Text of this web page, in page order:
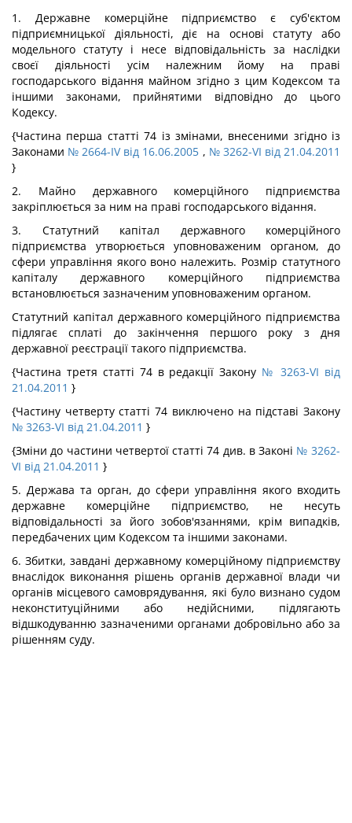
1. Державне комерційне підприємство є суб'єктом
підприємницької діяльності, діє на основі статуту або
модельного статуту і несе відповідальність за наслідки
своєї діяльності усім належним йому на праві
господарського відання майном згідно з цим Кодексом та
іншими законами, прийнятими відповідно до цього
Кодексу.
{Частина перша статті 74 із змінами, внесеними згідно із
Законами № 2664-IV від 16.06.2005 , № 3262-VI від 21.04.2011
}
2. Майно державного комерційного підприємства
закріплюється за ним на праві господарського відання.
3. Статутний капітал державного комерційного
підприємства утворюється уповноваженим органом, до
сфери управління якого воно належить. Розмір статутного
капіталу державного комерційного підприємства
встановлюється зазначеним уповноваженим органом.
Статутний капітал державного комерційного підприємства
підлягає сплаті до закінчення першого року з дня
державної реєстрації такого підприємства.
{Частина третя статті 74 в редакції Закону № 3263-VI від
21.04.2011 }
{Частину четверту статті 74 виключено на підставі Закону
№ 3263-VI від 21.04.2011 }
{Зміни до частини четвертої статті 74 див. в Законі № 3262-
VI від 21.04.2011 }
5. Держава та орган, до сфери управління якого входить
державне комерційне підприємство, не несуть
відповідальності за його зобов'язаннями, крім випадків,
передбачених цим Кодексом та іншими законами.
6. Збитки, завдані державному комерційному підприємству
внаслідок виконання рішень органів державної влади чи
органів місцевого самоврядування, які було визнано судом
неконституційними або недійсними, підлягають
відшкодуванню зазначеними органами добровільно або за
рішенням суду.